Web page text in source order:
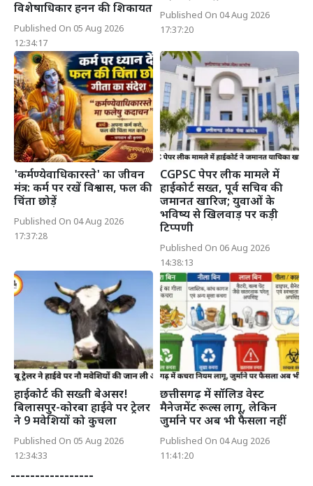
विशेषाधिकार हनन की शिकायत
Published On 05 Aug 2026
12:34:17
Published On 04 Aug 2026
17:37:20
'कर्मण्येवाधिकारस्ते' का जीवन
मंत्र: कर्म पर रखें विश्वास, फल की
चिंता छोड़ें
Published On 04 Aug 2026
17:37:28
CGPSC पेपर लीक मामले में
हाईकोर्ट सख्त, पूर्व सचिव की
जमानत खारिज; युवाओं के
भविष्य से खिलवाड़ पर कड़ी
टिप्पणी
Published On 06 Aug 2026
14:38:13
हाईकोर्ट की सख्ती बेअसर!
बिलासपुर-कोरबा हाईवे पर ट्रेलर
ने 9 मवेशियों को कुचला
Published On 05 Aug 2026
12:34:33
छत्तीसगढ़ में सॉलिड वेस्ट
मैनेजमेंट रूल्स लागू, लेकिन
जुर्माने पर अब भी फैसला नहीं
Published On 04 Aug 2026
11:41:20
-----------------